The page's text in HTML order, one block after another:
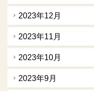
2023年12月
2023年11月
2023年10月
2023年9月